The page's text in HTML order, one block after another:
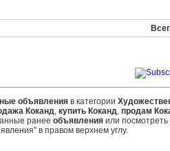
объявленияв категории
Коканд, купить Коканд, продам
ранее объявленияили посмотреть
в правом верхнем углу.